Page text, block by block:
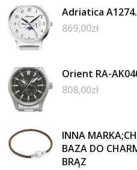
Adriatica
869,00zł
Orient RA-
808,00zł
INNA
BAZA DO
BRĄZ